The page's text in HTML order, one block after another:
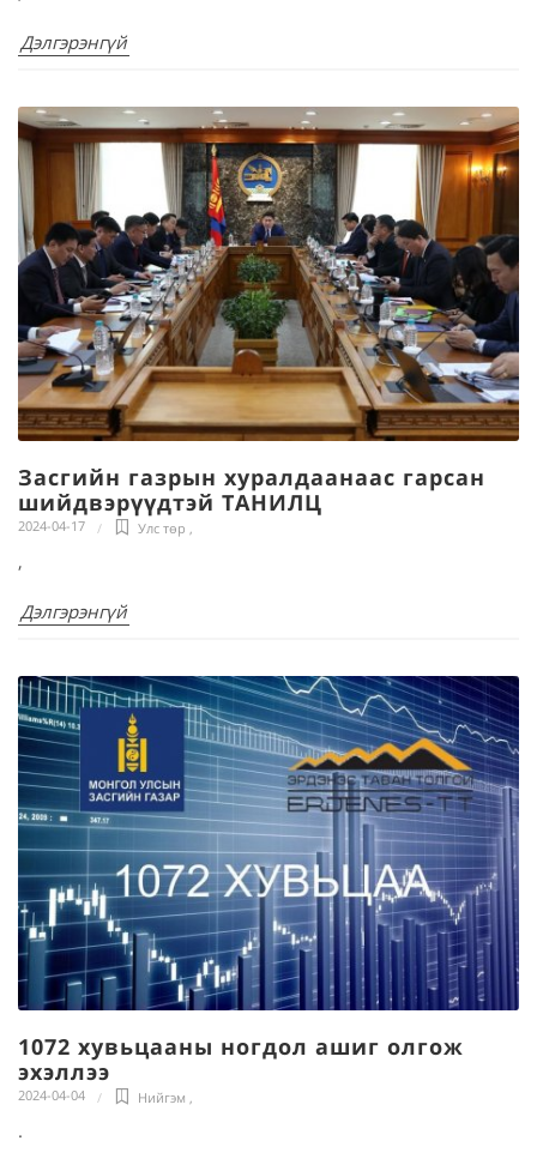
Дэлгэрэнгүй
Засгийн газрын хуралдаанаас гарсан
шийдвэрүүдтэй ТАНИЛЦ
2024-04-17 Улс төр ,
,
Дэлгэрэнгүй
1072 хувьцааны ногдол ашиг олгож
эхэллээ
2024-04-04 Нийгэм ,
.